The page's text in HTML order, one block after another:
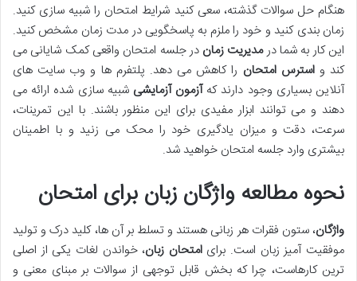
هنگام حل سوالات گذشته، سعی کنید شرایط امتحان را شبیه سازی کنید.
زمان بندی کنید و خود را ملزم به پاسخگویی در مدت زمان مشخص کنید.
این کار به شما درمدیریت زمان در جلسه امتحان واقعی کمک شایانی می
کند واسترس امتحان را کاهش می دهد. پلتفرم ها و وب سایت های
آنلاین بسیاری وجود دارند کهآزمون آزمایشی شبیه سازی شده ارائه می
دهند و می توانند ابزار مفیدی برای این منظور باشند. با این تمرینات،
سرعت، دقت و میزان یادگیری خود را محک می زنید و با اطمینان
بیشتری وارد جلسه امتحان خواهید شد.
نحوه مطالعه واژگان زبان برای امتحان
واژگان، ستون فقرات هر زبانی هستند و تسلط بر آن ها، کلید درک و تولید
موفقیت آمیز زبان است. برایامتحان زبان، خواندن لغات یکی از اصلی
ترین کارهاست، چرا که بخش قابل توجهی از سوالات بر مبنای معنی و